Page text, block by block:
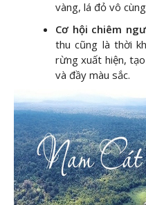
vàng, lá đỏ vô
Cơ hội chiêm
thu cũng là thời
rừng xuất hiện,
và đầy màu sắc.